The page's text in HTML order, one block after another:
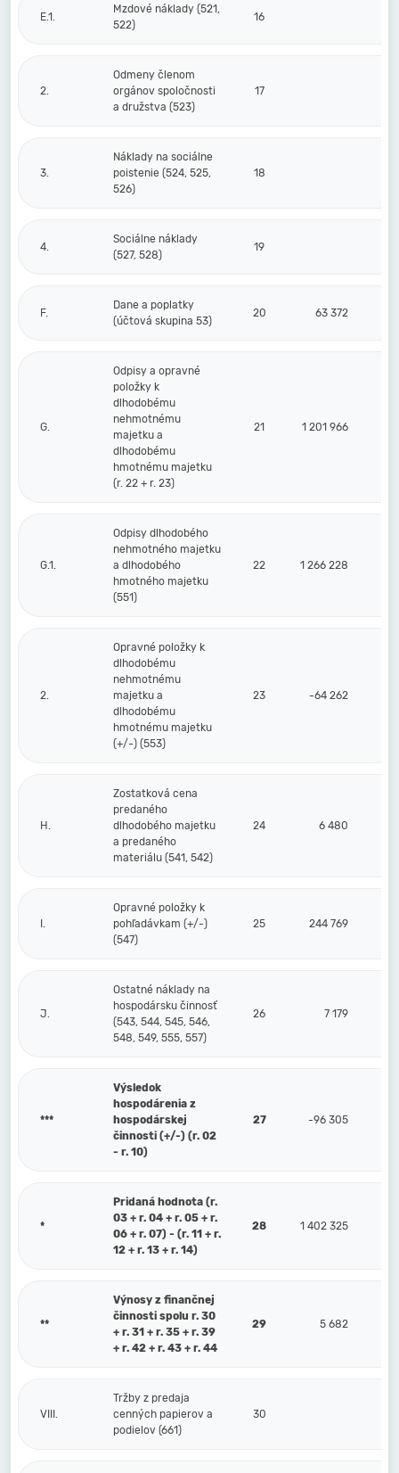
E.1.
Mzdové náklady (521,
522)
16
2.
Odmeny členom
orgánov spoločnosti
a družstva (523)
17
3.
Náklady na sociálne
poistenie (524, 525,
526)
18
4.
Sociálne náklady
(527, 528)
19
F.
Dane a poplatky
(účtová skupina 53)
20 63 372
G.
Odpisy a opravné
položky k
dlhodobému
nehmotnému
majetku a
dlhodobému
hmotnému majetku
(r. 22 + r. 23)
21 1 201 966
G.1.
Odpisy dlhodobého
nehmotného majetku
a dlhodobého
hmotného majetku
(551)
22 1 266 228
2.
Opravné položky k
dlhodobému
nehmotnému
majetku a
dlhodobému
hmotnému majetku
(+/-) (553)
23 -64 262
H.
Zostatková cena
predaného
dlhodobého majetku
a predaného
materiálu (541, 542)
24 6 480
I.
Opravné položky k
pohľadávkam (+/-)
(547)
25 244 769
J.
Ostatné náklady na
hospodársku činnosť
(543, 544, 545, 546,
548, 549, 555, 557)
26 7 179
***
Výsledok
hospodárenia z
hospodárskej
činnosti (+/-) (r. 02
- r. 10)
27 -96 305
*
Pridaná hodnota (r.
03 + r. 04 + r. 05 + r.
06 + r. 07) - (r. 11 + r.
12 + r. 13 + r. 14)
28 1 402 325
**
Výnosy z finančnej
činnosti spolu r. 30
+ r. 31 + r. 35 + r. 39
+ r. 42 + r. 43 + r. 44
29 5 682
VIII.
Tržby z predaja
cenných papierov a
podielov (661)
30